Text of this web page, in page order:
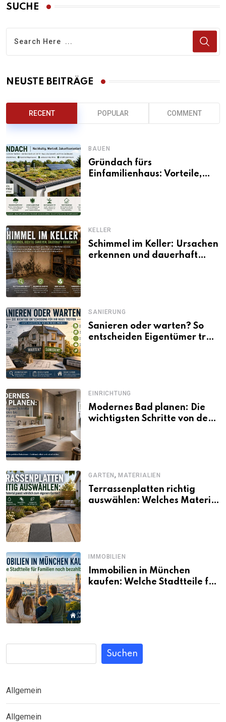
SUCHE
NEUSTE BEITRÄGE
RECENT POPULAR COMMENT
BAUEN
Gründach fürs
Einfamilienhaus: Vorteile,
KELLER
Schimmel im Keller: Ursachen
erkennen und dauerhaft
SANIERUNG
Sanieren oder warten? So
entscheiden Eigentümer trotz
EINRICHTUNG
Modernes Bad planen: Die
wichtigsten Schritte von der
GARTEN,MATERIALIEN
Terrassenplatten richtig
auswählen: Welches Material
IMMOBILIEN
Immobilien in München
kaufen: Welche Stadtteile für
Suchen
Allgemein
Allgemein